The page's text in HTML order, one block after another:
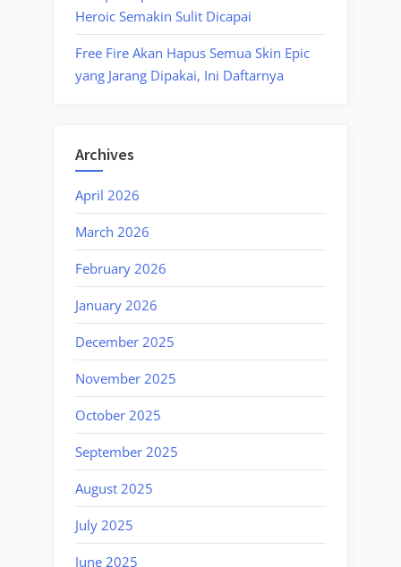
Heroic Semakin Sulit Dicapai
Free Fire Akan Hapus Semua Skin Epic
yang Jarang Dipakai, Ini Daftarnya
Archives
April 2026
March 2026
February 2026
January 2026
December 2025
November 2025
October 2025
September 2025
August 2025
July 2025
June 2025